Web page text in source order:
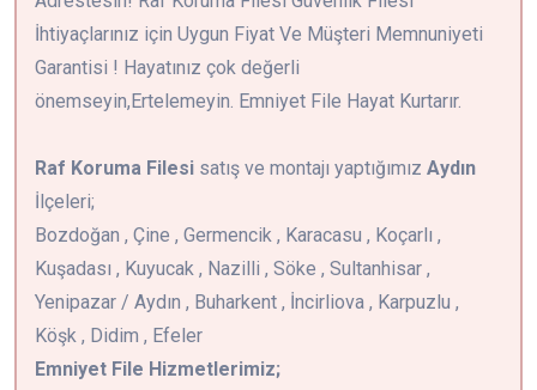
İhtiyaçlarınız için Uygun Fiyat Ve Müşteri Memnuniyeti
Garantisi ! Hayatınız çok değerli
önemseyin,Ertelemeyin. Emniyet File Hayat Kurtarır.
Raf Koruma Filesi satış ve montajı yaptığımız Aydın
İlçeleri;
Bozdoğan , Çine , Germencik , Karacasu , Koçarlı ,
Kuşadası , Kuyucak , Nazilli , Söke , Sultanhisar ,
Yenipazar / Aydın , Buharkent , İncirliova , Karpuzlu ,
Köşk , Didim , Efeler
Emniyet File Hizmetlerimiz;